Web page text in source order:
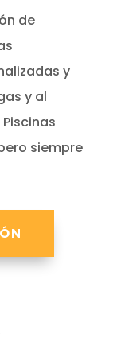
de
y
y al
siempre